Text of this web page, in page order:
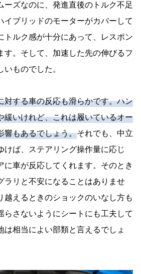
ーズなのに、発進直後のトルク不足
イブリッドのモーターがカバーして
トルク感が十分にあって、レスポン
す。そして、加速した先の伸びるフ
いものでした。
対する車の反応も滑らかです。ハン
緩いけれど、これは履いているオー
響もあるでしょう。それでも、中立
けば、ステアリング操作量に応じ
に車が反応してくれます。そのとき
ラリと不安になることはありませ
越えるときのショックのいなし方も
らさないようにシートにも工夫して
は相当によい部類と言えるでしょ